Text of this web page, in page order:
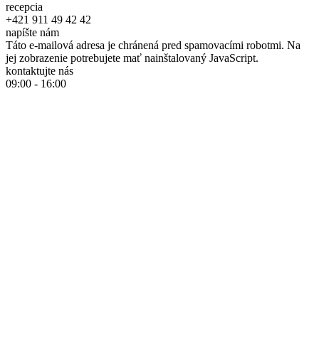
recepcia
+421 911 49 42 42
napíšte nám
Táto e-mailová adresa je chránená pred spamovacími robotmi. Na
jej zobrazenie potrebujete mať nainštalovaný JavaScript.
kontaktujte nás
09:00 - 16:00